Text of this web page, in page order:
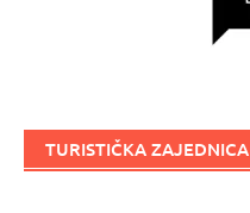
TURISTIČKA ZAJEDNICA